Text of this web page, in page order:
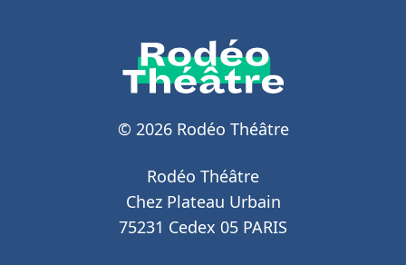
© 2026 Rodéo Théâtre
Rodéo Théâtre
Chez Plateau Urbain
75231 Cedex 05 PARIS